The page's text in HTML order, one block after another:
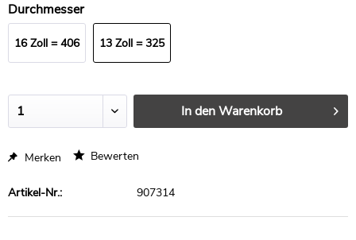
Durchmesser
16 Zoll = 406 13 Zoll = 325
In denWarenkorb
Merken Bewerten
Artikel-Nr.: 907314